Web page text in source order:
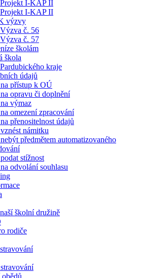
Projekt I-KAP II
Projekt I-KAP II
výzvy
Výzva č. 56
Výzva č. 57
školám
škola
kraje
údajů
přístup k OÚ
opravu či doplnění
výmaz
omezení zpracování
přenositelnost údajů
námitku
předmětem automatizovaného
stížnost
odvolání souhlasu
školní družině
rodiče